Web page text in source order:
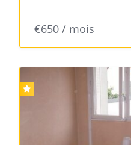
€650 / mois